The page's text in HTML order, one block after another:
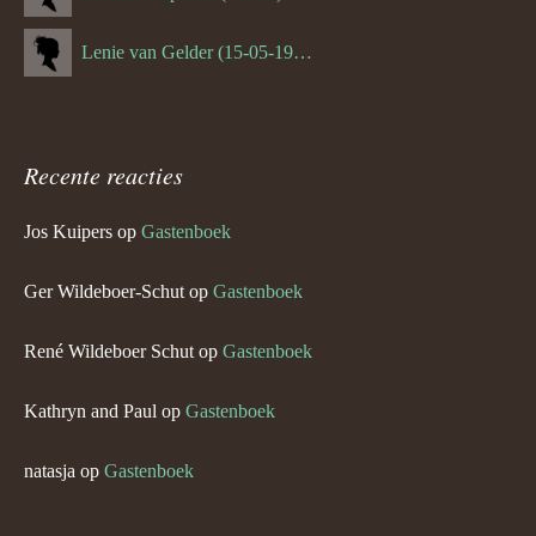
Lenie van Gelder (15-05-1970)
Recente reacties
Jos Kuipers op Gastenboek
Ger Wildeboer-Schut op Gastenboek
René Wildeboer Schut op Gastenboek
Kathryn and Paul op Gastenboek
natasja op Gastenboek